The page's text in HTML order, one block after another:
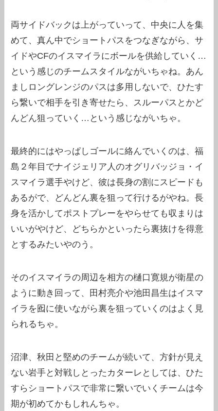
両サイドバックは上がっていって、中央に人を集
めて、真ん中でショートパスをつなぎながら、サ
イドやCFのイスマイラにボールを供給していく…
という感じのチームスタイルながいちゃね。あん
ましロングレンジのパスは多用しないで、ひたす
ら繋いで相手を引き寄せたら、スルーパスとかど
んどん狙っていく…という感じながいちゃ。
最終的にはやっぱしゴールに絡んでいくのは、福
島２年目でナイジェリア人のオグリバッジョ・イ
スマイラ選手やけど、彼は長身の割にスピードも
あるがで、どんどん裏を狙って行けるがやね。長
身を活かしてポストプレーをやらせても収まりは
いいがやけど、どちらかといったら裏抜けを得意
とするみたいやのう。
そのイスマイラの周辺を相方の樋口寛規が衛星の
ように動き回って、田村亮介や池田昌生はイスマ
イラを囮に使いながら裏を狙っていくのはよく見
られるちゃ。
沼津、秋田と堅めのチームが続いて、方針が見え
ない岩手と対戦しとったカターレとしては、ひた
すらショートパスで非常に繋いでいくチームは今
期が初めてかもしれんちゃ。